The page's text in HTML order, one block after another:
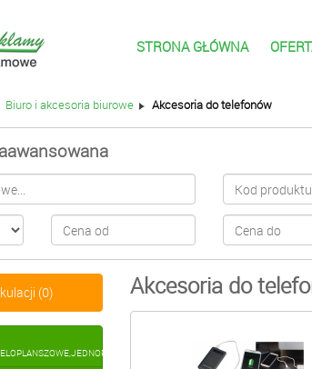
STRONA GŁÓWNA
Biuro i akcesoria biurowe Akcesoria do telefonów
(0) Akcesoria do